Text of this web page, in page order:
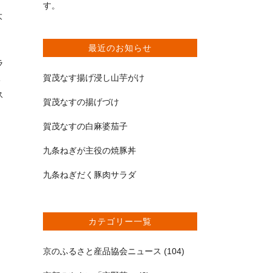
す。
最近のお知らせ
賀茂なす揚げ浸し山芋がけ
賀茂なすの揚げづけ
賀茂なすの白麻婆茄子
九条ねぎが主役の焼豚丼
九条ねぎだく豚肉サラダ
カテゴリー一覧
京のふるさと産品協会ニュース (104)